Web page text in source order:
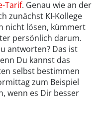
Tarif. Genau wie an der
zunächst KI-Kollege
nicht lösen, kümmert
persönlich darum.
antworten? Das ist
Du kannst das
selbst bestimmen
zum Beispiel
wenn es Dir besser